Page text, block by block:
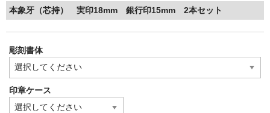
本象牙（芯持） 実印18mm 銀行印15mm 2本セット
彫刻書体
印章ケース